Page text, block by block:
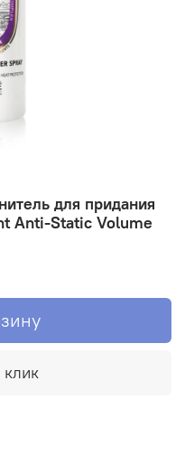
для придания
Anti-Static Volume
клик